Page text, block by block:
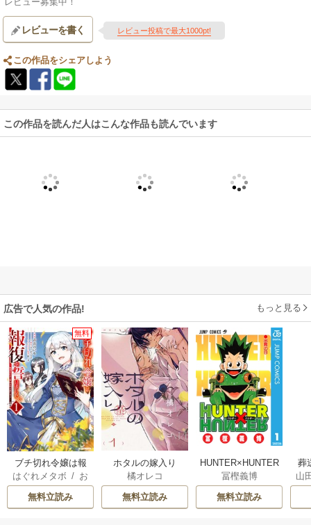
レビューを書く レビュー投稿で最大1000pt!
この作品をシェアしよう
この作品を読んだ人はこんな作品も読んでいます
広告で人気の作品! もっと見る
無料
ブチ切れ令嬢は報
復を誓いました。
はぐれメタボ / お
おのいも /
無料立読み
ホタルの嫁入り
橘オレコ
無料立読み
HUNTER×HUNTER
モノクロ版
冨樫義博
無料立読み
葬
山